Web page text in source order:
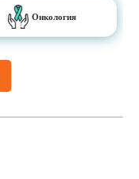
Онкология